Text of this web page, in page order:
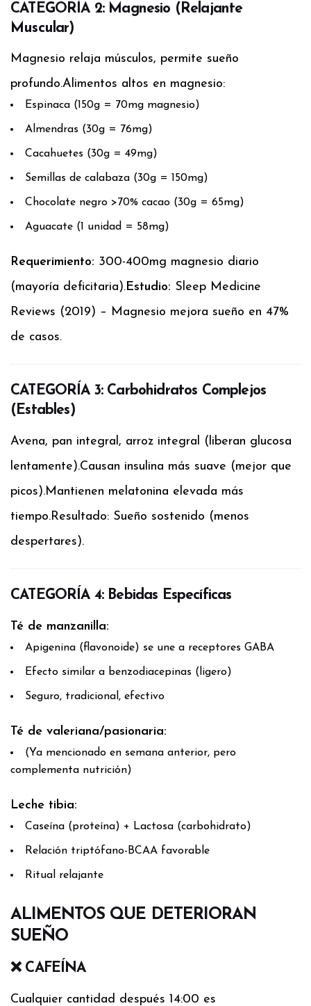
CATEGORÍA 2: Magnesio (Relajante
Muscular)
Magnesio relaja músculos, permite sueño
profundo.Alimentos altos en magnesio:
Espinaca (150g = 70mg magnesio)
Almendras (30g = 76mg)
Cacahuetes (30g = 49mg)
Semillas de calabaza (30g = 150mg)
Chocolate negro >70% cacao (30g = 65mg)
Aguacate (1 unidad = 58mg)
Requerimiento: 300-400mg magnesio diario
(mayoría deficitaria).Estudio: Sleep Medicine
Reviews (2019) – Magnesio mejora sueño en 47%
de casos.
CATEGORÍA 3: Carbohidratos Complejos
(Estables)
Avena, pan integral, arroz integral (liberan glucosa
lentamente).Causan insulina más suave (mejor que
picos).Mantienen melatonina elevada más
tiempo.Resultado: Sueño sostenido (menos
despertares).
CATEGORÍA 4: Bebidas Específicas
Té de manzanilla:
Apigenina (flavonoide) se une a receptores GABA
Efecto similar a benzodiacepinas (ligero)
Seguro, tradicional, efectivo
Té de valeriana/pasionaria:
(Ya mencionado en semana anterior, pero
complementa nutrición)
Leche tibia:
Caseína (proteína) + Lactosa (carbohidrato)
Relación triptófano-BCAA favorable
Ritual relajante
ALIMENTOS QUE DETERIORAN
SUEÑO
❌ CAFEÍNA
Cualquier cantidad después 14:00 es